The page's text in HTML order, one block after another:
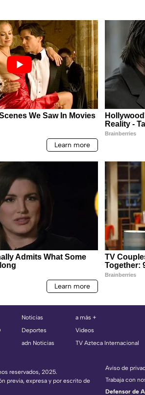
Noticias
Deportes
adn Noticias
a más +
Videos
TV Azteca Internacional
reservados, 2025.
previa, expresa y por escrito de
Aviso de
Trabaja con
Defensor de